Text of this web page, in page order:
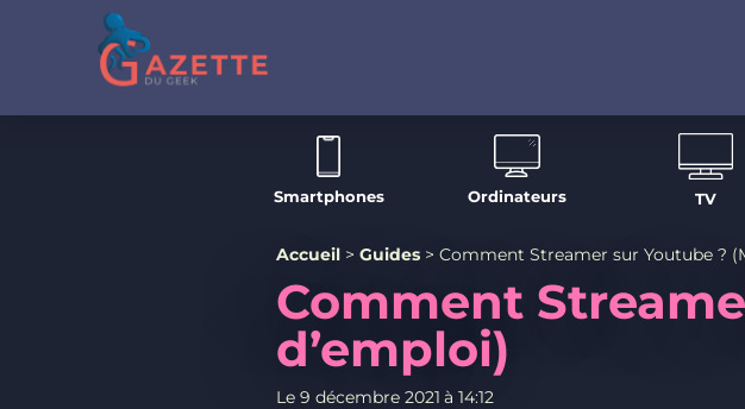
Smartphones Ordinateurs TV
Accueil > Guides > Comment Streamer sur Youtube ?
Comment
d’emploi)
Le 9 décembre 2021 à 14:12